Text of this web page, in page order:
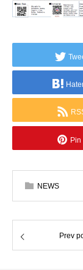
Pin
NEWS
Prev